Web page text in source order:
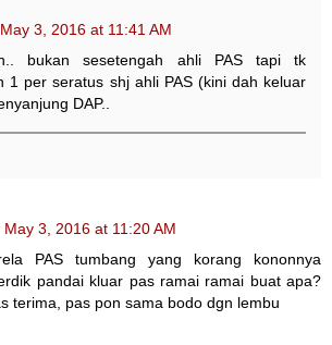
May 3, 2016 at 11:41 AM
bukan sesetengah ahli PAS tapi tk
1 per seratus shj ahli PAS (kini dah keluar
DAP..
May 3, 2016 at 11:20 AM
PAS tumbang yang korang kononnya
pandai kluar pas ramai ramai buat apa?
terima, pas pon sama bodo dgn lembu